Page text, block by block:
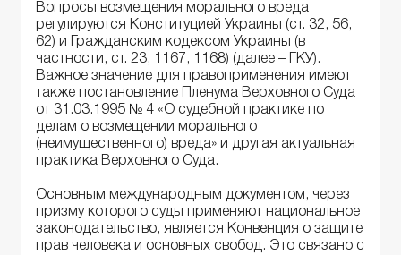
Вопросы возмещения морального вреда
регулируются Конституцией Украины (ст. 32, 56,
62) и Гражданским кодексом Украины (в
частности, ст. 23, 1167, 1168) (далее – ГКУ).
Важное значение для правоприменения имеют
также постановление Пленума Верховного Суда
от 31.03.1995 № 4 «О судебной практике по
делам о возмещении морального
(неимущественного) вреда» и другая актуальная
практика Верховного Суда.
Основным международным документом, через
призму которого суды применяют национальное
законодательство, является Конвенция о защите
прав человека и основных свобод. Это связано с